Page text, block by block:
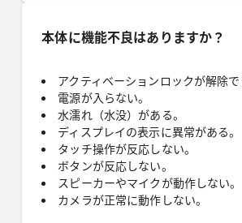
本体に機能不良はありますか？
アクティベーションロックが解除で
電源が入らない。
水濡れ（水没）がある。
ディスプレイの表示に異常がある。
タッチ操作が反応しない。
ボタンが反応しない。
スピーカーやマイクが動作しない。
カメラが正常に動作しない。